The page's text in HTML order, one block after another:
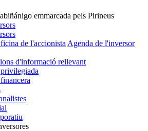
de l'accionista Agenda de l'inversor
d'informació rellevant